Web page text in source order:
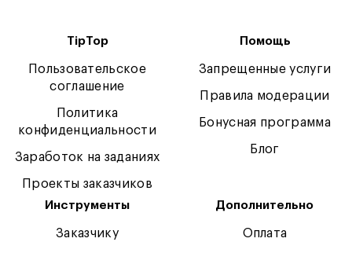
TipTop
Пользовательское
соглашение
Политика
конфиденциальности
Заработок на заданиях
Проекты заказчиков
Помощь
Запрещенные услуги
Правила модерации
Бонусная программа
Блог
Инструменты
Заказчику
Дополнительно
Оплата